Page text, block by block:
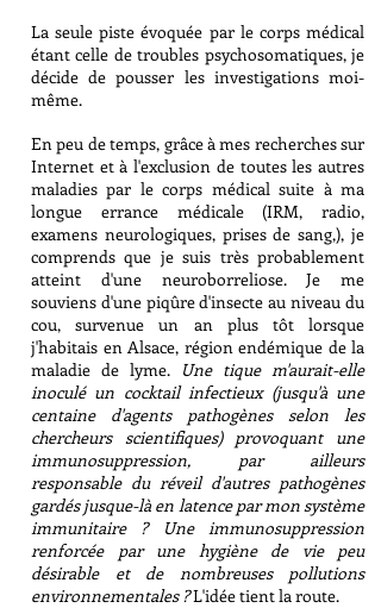
La seule piste évoquée par le corps médical
étant celle de troubles psychosomatiques, je
décide de pousser les investigations moi-
même.
En peu de temps, grâce à mes recherches sur
Internet et à l'exclusion de toutes les autres
maladies par le corps médical suite à ma
longue errance médicale (IRM, radio,
examens neurologiques, prises de sang,), je
comprends que je suis très probablement
atteint d'une neuroborreliose.Je me
souviens d'une piqûre d'insecte au niveau du
cou, survenue un an plus tôt lorsque
j'habitais en Alsace, région endémique de la
maladie de lyme. Une tique m'aurait-elle
inoculé un cocktail infectieux (jusqu'à une
centaine d'agents pathogènes selon les
chercheurs scientifiques) provoquant une
immunosuppression, par ailleurs
responsable du réveil d'autres pathogènes
gardés jusque-là en latence par mon système
immunitaire ? Une immunosuppression
renforcée par une hygiène de vie peu
désirable et de nombreuses pollutions
environnementales ?L'idée tient la route.